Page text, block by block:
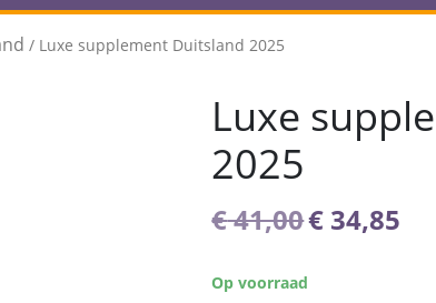
/ Luxe supplement Duitsland 2025
Luxe
2025
€41,00€ 34,85
Op voorraad